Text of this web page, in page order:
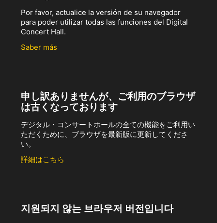
Por favor, actualice la versión de su navegador
para poder utilizar todas las funciones del Digital
Concert Hall.
Saber más
申し訳ありませんが、ご利用のブラウザ
は古くなっております
デジタル・コンサートホールの全ての機能をご利用い
ただくために、ブラウザを最新版に更新してくださ
い。
詳細はこちら
지원되지 않는 브라우저 버전입니다